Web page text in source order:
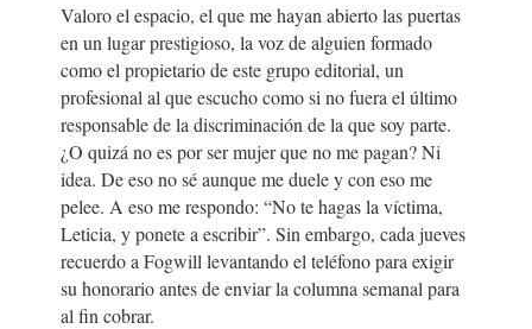
Valoro el espacio, el que me hayan abierto las puertas
en un lugar prestigioso, la voz de alguien formado
como el propietario de este grupo editorial, un
profesional al que escucho como si no fuera el último
responsable de la discriminación de la que soy parte.
¿O quizá no es por ser mujer que no me pagan? Ni
idea. De eso no sé aunque me duele y con eso me
pelee. A eso me respondo: “No te hagas la víctima,
Leticia, y ponete a escribir”. Sin embargo, cada jueves
recuerdo a Fogwill levantando el teléfono para exigir
su honorario antes de enviar la columna semanal para
al fin cobrar.